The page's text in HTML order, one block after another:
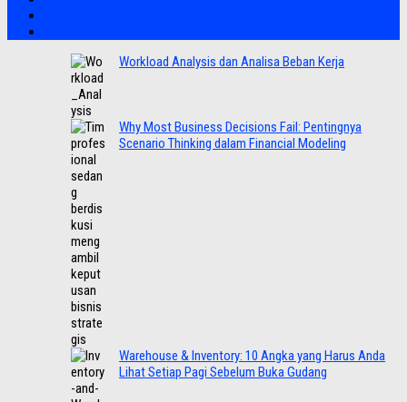
Workload Analysis dan Analisa Beban Kerja
Why Most Business Decisions Fail: Pentingnya
Scenario Thinking dalam Financial Modeling
Warehouse & Inventory: 10 Angka yang Harus Anda
Lihat Setiap Pagi Sebelum Buka Gudang